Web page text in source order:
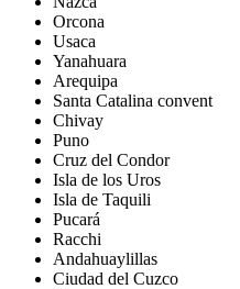
Orcona
Usaca
Yanahuara
Arequipa
Santa Catalina convent
Chivay
Puno
Cruz del Condor
Isla de los Uros
Isla de Taquili
Pucará
Racchi
Andahuaylillas
Ciudad del Cuzco